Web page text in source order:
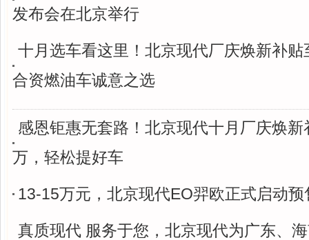
发布会在北京举行
十月选车看这里！北京现代厂庆焕新补贴
合资燃油车诚意之选
感恩钜惠无套路！北京现代十月厂庆焕新
万，轻松提好车
13-15万元，北京现代EO羿欧正式启动预
真质现代 服务于您，北京现代为广东、